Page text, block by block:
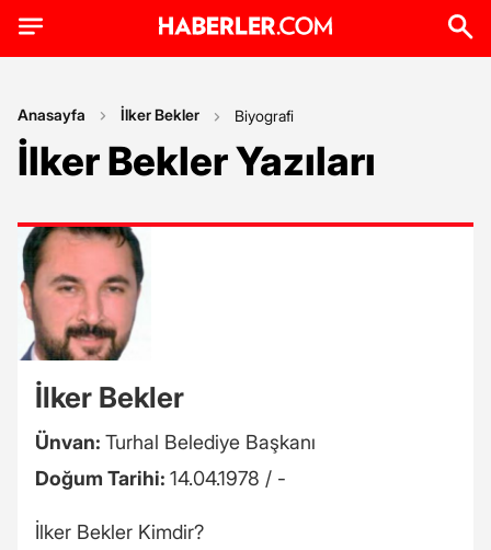
Anasayfa İlker Bekler Biyografi
İlker Bekler Yazıları
İlker Bekler
Ünvan: Turhal Belediye Başkanı
Doğum Tarihi: 14.04.1978 / -
İlker Bekler Kimdir?